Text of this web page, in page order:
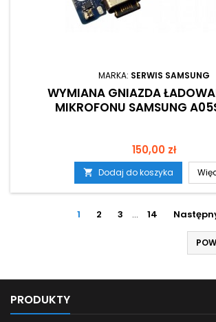
MARKA: SERWIS SAMSUNG
WYMIANA GNIAZDA
MIKROFONU SAMSUNG
Cena
150,00 zł
 Dodaj do koszyka
1 2 3 … 14
PRODUKTY